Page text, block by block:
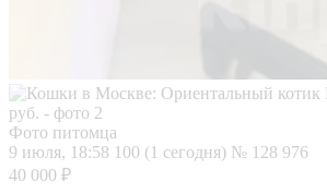
Фото питомца
9 июля, 18:58 100 (1 сегодня) № 128 976
40 000 ₽